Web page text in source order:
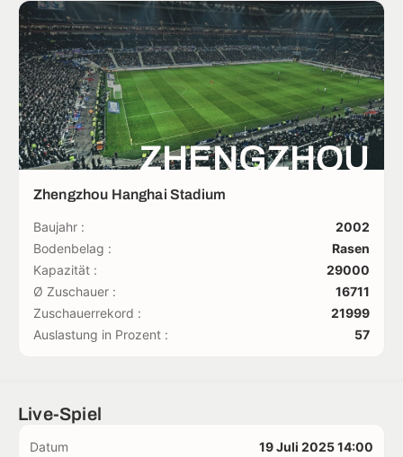
ZHENGZHOU
Zhengzhou Hanghai Stadium
Baujahr :
2002
Bodenbelag :
Rasen
Kapazität :
29000
Ø Zuschauer :
16711
Zuschauerrekord :
21999
Auslastung in Prozent :
57
Live-Spiel
Datum 19 Juli 2025 14:00